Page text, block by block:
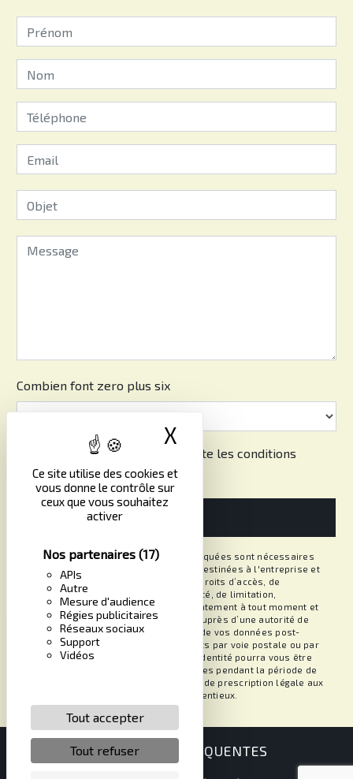
Ce site utilise des cookies et
vous donne le contrôle sur
ceux que vous souhaitez
activer
Nos partenaires (17)
APIs
Autre
Mesure d'audience
Régies publicitaires
Réseaux sociaux
Support
Vidéos
Tout accepter
Tout refuser
X Masquer le
Combien font zero plus six
En cochant cette case, j'accepte les conditions
particulières ci-dessous **
** Les données personnelles communiquées sont nécessaires
aux fins de vous contacter. Elles sont destinées à l'entreprise et
ses sous-traitants. Vous disposez de droits d’accès, de
rectification, d’effacement, de portabilité, de limitation,
d’opposition, de retrait de votre consentement à tout moment et
du droit d’introduire une réclamation auprès d’une autorité de
contrôle, ainsi que d’organiser le sort de vos données post-
mortem. Vous pouvez exercer ces droits par voie postale ou par
courrier électronique. Un justificatif d'identité pourra vous être
demandé. Nous conservons vos données pendant la période de
prise de contact puis pendant la durée de prescription légale aux
fins probatoires et de gestion des contentieux.
RECHERCHES FRÉQUENTES